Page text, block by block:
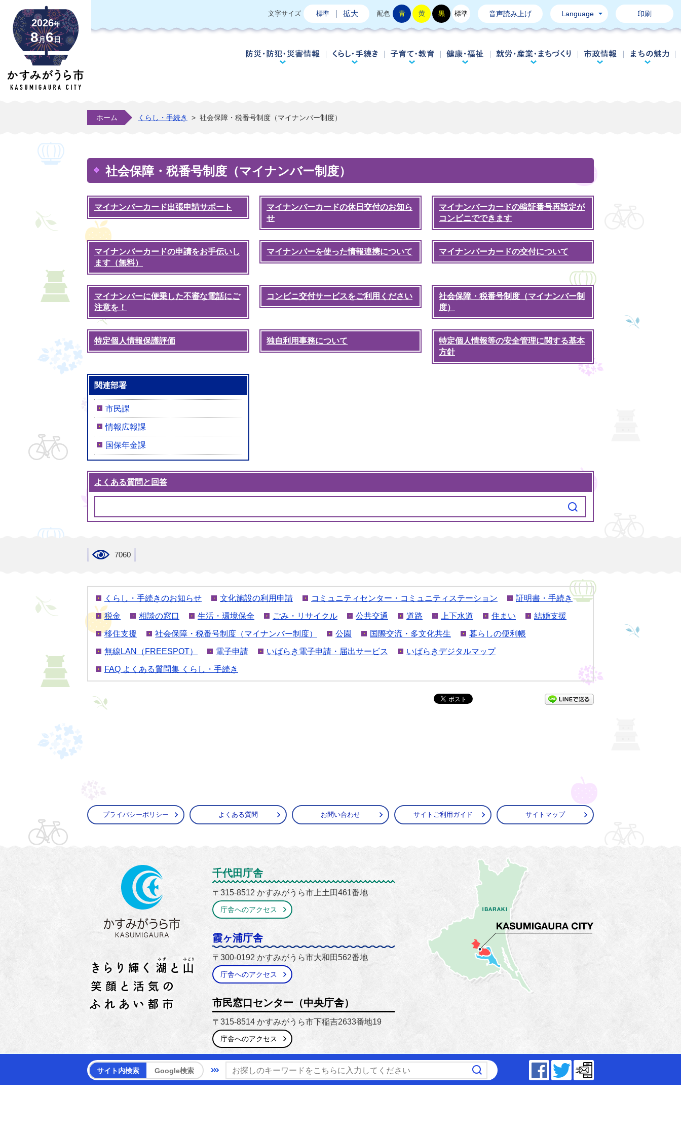
2026年
8月6日
文字サイズ 標準 拡大 配色 青 黄 黒 標準 音声読み上げ Language 印刷
サイト内検索 Google検索 FacebookTwitter
防災・防犯・災害情報くらし・手続き子育て・教育 健康・福祉 就労・産業・まちづくり
市政情報
ホーム くらし・手続き > 社会保障・税番号制度（マイナンバー制度）
社会保障・税番号制度（マイナンバー制度）
マイナンバーカード出張申請サポート
マイナンバーカードの休日交付のお知ら
せ
マイナンバーカードの暗証番号再設定が
コンビニでできます
マイナンバーカードの申請をお手伝いし
ます（無料）
マイナンバーを使った情報連携について マイナンバーカードの交付について
マイナンバーに便乗した不審な電話にご
注意を！
コンビニ交付サービスをご利用ください
社会保障・税番号制度（マイナンバー制
度）
特定個人情報保護評価 独自利用事務について
特定個人情報等の安全管理に関する基本
方針
関連部署
市民課
情報広報課
国保年金課
よくある質問と回答
7060
くらし・手続きのお知らせ 文化施設の利用申請 コミュニティセンター・コミュニティステーション 証明書・手続き
税金 相談の窓口 生活・環境保全 ごみ・リサイクル 公共交通 道路 上下水道 住まい 結婚支援
移住支援 社会保障・税番号制度（マイナンバー制度） 公園 国際交流・多文化共生 暮らしの便利帳
無線LAN（FREESPOT） 電子申請 いばらき電子申請・届出サービス いばらきデジタルマップ
FAQ よくある質問集 くらし・手続き
プライバシーポリシー よくある質問 お問い合わせ サイトご利用ガイド サイトマップ
かすみがうら市
千代田庁舎
〒315-8512 かすみがうら市上土田461番地
庁舎へのアクセス
霞ヶ浦庁舎
〒300-0192 かすみがうら市大和田562番地
庁舎へのアクセス
市民窓口センター（中央庁舎）
〒315-8514 かすみがうら市下稲吉2633番地19
庁舎へのアクセス
【電話番号】0299-59-2111 / 029-897-1111
【開庁時間】8時30分～17時15分（平日）
【窓口延長】市民窓口センター（中央庁舎）のみ毎週木曜日 17時15分～19時（祝日は除く）